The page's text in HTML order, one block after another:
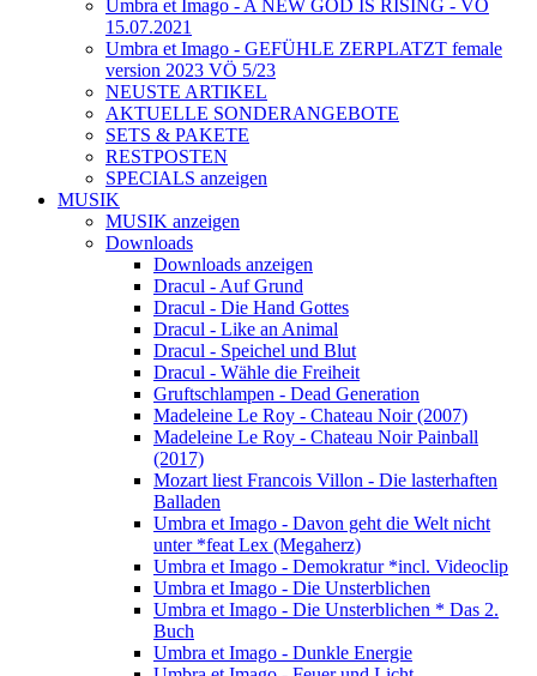
Umbra et Imago - A NEW GOD IS RISING - VÖ
15.07.2021
Umbra et Imago - GEFÜHLE ZERPLATZT female
version 2023 VÖ 5/23
NEUSTE ARTIKEL
AKTUELLE SONDERANGEBOTE
SETS & PAKETE
RESTPOSTEN
SPECIALS anzeigen
MUSIK
MUSIK anzeigen
Downloads
Downloads anzeigen
Dracul - Auf Grund
Dracul - Die Hand Gottes
Dracul - Like an Animal
Dracul - Speichel und Blut
Dracul - Wähle die Freiheit
Gruftschlampen - Dead Generation
Madeleine Le Roy - Chateau Noir (2007)
Madeleine Le Roy - Chateau Noir Painball
(2017)
Mozart liest Francois Villon - Die lasterhaften
Balladen
Umbra et Imago - Davon geht die Welt nicht
unter *feat Lex (Megaherz)
Umbra et Imago - Demokratur *incl. Videoclip
Umbra et Imago - Die Unsterblichen
Umbra et Imago - Die Unsterblichen * Das 2.
Buch
Umbra et Imago - Dunkle Energie